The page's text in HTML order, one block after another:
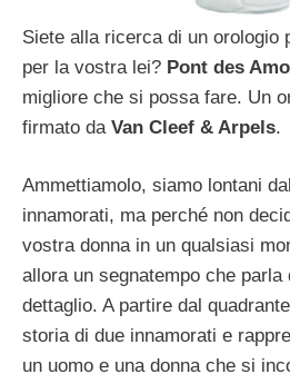
Siete alla ricerca di un orologio
per la vostra lei? Pont des
migliore che si possa fare. Un
firmato da Van Cleef & Arpels.
Ammettiamolo, siamo lontani
innamorati, ma perché non
vostra donna in un qualsiasi
allora un segnatempo che parla
dettaglio. A partire dal
storia di due innamorati e
un uomo e una donna che si